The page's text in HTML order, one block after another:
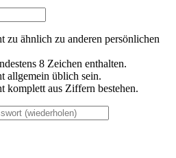
zu ähnlich zu anderen persönlichen
8 Zeichen enthalten.
allgemein üblich sein.
komplett aus Ziffern bestehen.